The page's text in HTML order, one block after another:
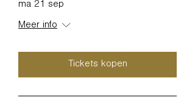
ma 21 sep
Meer info
Tickets kopen